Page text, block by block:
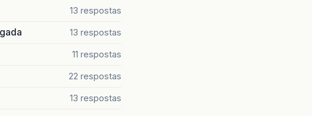
13 respostas
13 respostas
11 respostas
22 respostas
13 respostas